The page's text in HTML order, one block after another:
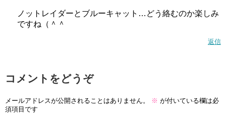
ノットレイダーとブルーキャット…どう絡むのか楽しみ
ですね（＾＾
返信
コメントをどうぞ
メールアドレスが公開されることはありません。 ※ が付いている欄は必
須項目です